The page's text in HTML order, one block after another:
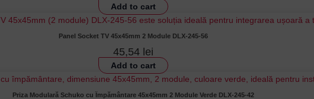
Add to cart
Panel Socket TV 45x45mm 2 Module DLX-245-56
45,54 lei
Add to cart
Priza Modulară Schuko cu Împământare 45x45mm 2 Module Verde DLX-245-42